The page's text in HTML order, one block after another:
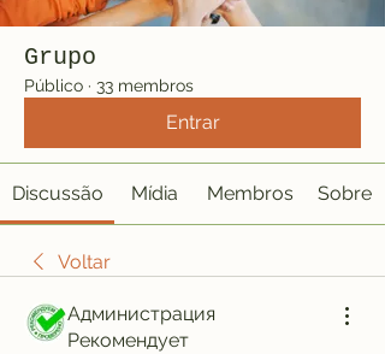
Grupo
Público · 33 membros
Entrar
Discussão Mídia Membros Sobre
Voltar
Администрация
Рекомендует